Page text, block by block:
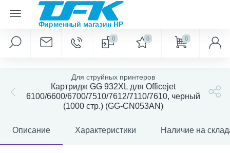
0 0 0
Для струйных принтеров
Картридж GG 932XL для Officejet
6100/6600/6700/7510/7612/7110/7610, черный
(1000 стр.) (GG-CN053AN)
Описание Характеристики Наличие на